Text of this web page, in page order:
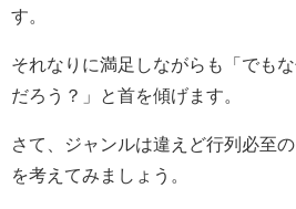
す。
それなりに満足しながらも「でも
だろう？」と首を傾げます。
さて、ジャンルは違えど行列必至
を考えてみましょう。